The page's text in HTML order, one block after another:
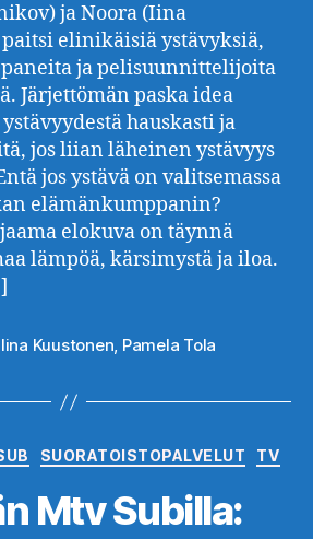
ja Noora (Iina
elinikäisiä ystävyksiä,
ja pelisuunnittelijoita
Järjettömän paska idea
hauskasti ja
jos liian läheinen ystävyys
jos ystävä on valitsemassa
elämänkumppanin?
elokuva on täynnä
lämpöä, kärsimystä ja iloa.
Iina Kuustonen, Pamela Tola
Kategoriat
SUORATOISTOPALVELUT TV
Mtv Subilla: